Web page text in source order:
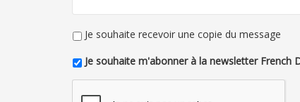
Je souhaite recevoir une copie du message
Je souhaite m'abonner à la newsletter French